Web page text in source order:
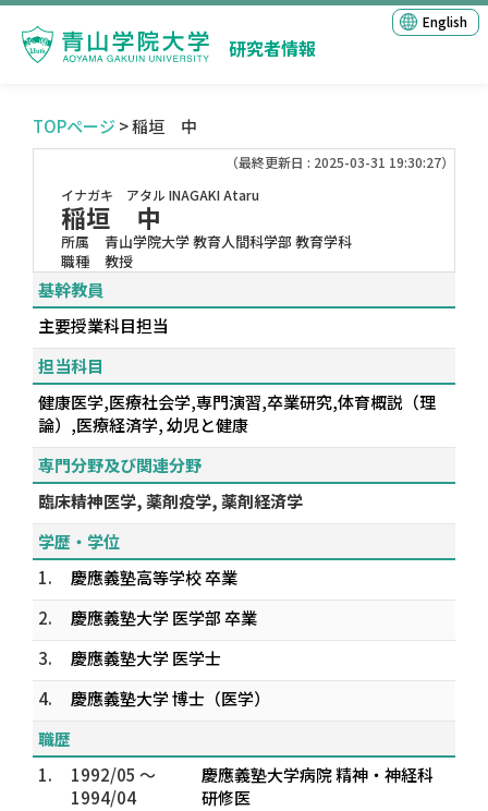
研究者情報
English
TOPページ > 稲垣 中
（最終更新日 : 2025-03-31 19:30:27）
イナガキ アタル INAGAKI Ataru
稲垣 中
所属
青山学院大学 教育人間科学部 教育学科
職種
教授
基幹教員
主要授業科目担当
担当科目
健康医学,医療社会学,専門演習,卒業研究,体育概説（理
論）,医療経済学, 幼児と健康
専門分野及び関連分野
臨床精神医学, 薬剤疫学, 薬剤経済学
学歴・学位
1.
慶應義塾高等学校 卒業
2.
慶應義塾大学 医学部 卒業
3.
慶應義塾大学 医学士
4.
慶應義塾大学 博士（医学）
職歴
1.
1992/05 ～
1994/04
慶應義塾大学病院 精神・神経科
研修医